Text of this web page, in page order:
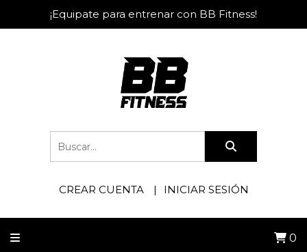
¡Equipate para entrenar con BB Fitness!
CREAR CUENTA INICIAR SESIÓN
0